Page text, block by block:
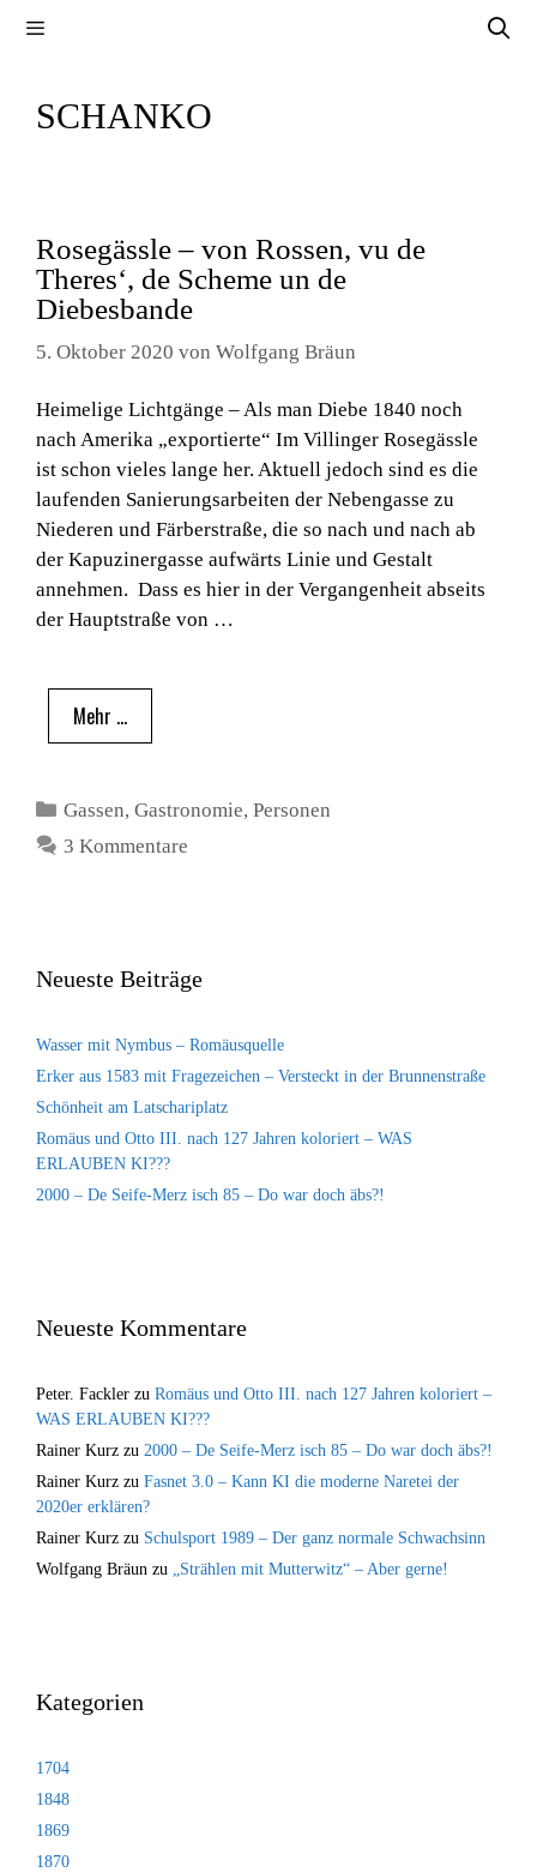
SCHANKO
Rosegässle – von Rossen, vu de
Theres‘, de Scheme un de
Diebesbande
5. Oktober 2020 von Wolfgang Bräun
Heimelige Lichtgänge – Als man Diebe 1840 noch
nach Amerika „exportierte“ Im Villinger Rosegässle
ist schon vieles lange her. Aktuell jedoch sind es die
laufenden Sanierungsarbeiten der Nebengasse zu
Niederen und Färberstraße, die so nach und nach ab
der Kapuzinergasse aufwärts Linie und Gestalt
annehmen. Dass es hier in der Vergangenheit abseits
der Hauptstraße von …
Mehr …
Kategorien
Gassen,Gastronomie,Personen
3 Kommentare
Neueste Beiträge
Wasser mit Nymbus – Romäusquelle
Erker aus 1583 mit Fragezeichen – Versteckt in der Brunnenstraße
Schönheit am Latschariplatz
Romäus und Otto III. nach 127 Jahren koloriert – WAS
ERLAUBEN KI???
2000 – De Seife-Merz isch 85 – Do war doch äbs?!
Neueste Kommentare
Peter. Fackler zu Romäus und Otto III. nach 127 Jahren koloriert –
WAS ERLAUBEN KI???
Rainer Kurz zu 2000 – De Seife-Merz isch 85 – Do war doch äbs?!
Rainer Kurz zu Fasnet 3.0 – Kann KI die moderne Naretei der
2020er erklären?
Rainer Kurz zu Schulsport 1989 – Der ganz normale Schwachsinn
Wolfgang Bräun zu „Strählen mit Mutterwitz“ – Aber gerne!
Kategorien
1704
1848
1869
1870